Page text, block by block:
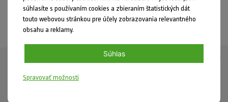
SPÄŤ
arrow_drop_up
Stromácky Instagram
súhlasíte s používaním cookies a zbieraním štatistických dát
touto webovou stránkou pre účely zobrazovania relevantného
obsahu a reklamy.
Súhlas
Spravovať možnosti